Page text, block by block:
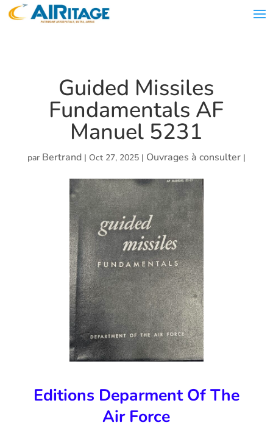
Guided Missiles
Fundamentals AF
Manuel 5231
par Bertrand| Oct 27, 2025| Ouvrages à consulter|
Editions Deparment Of The
Air Force